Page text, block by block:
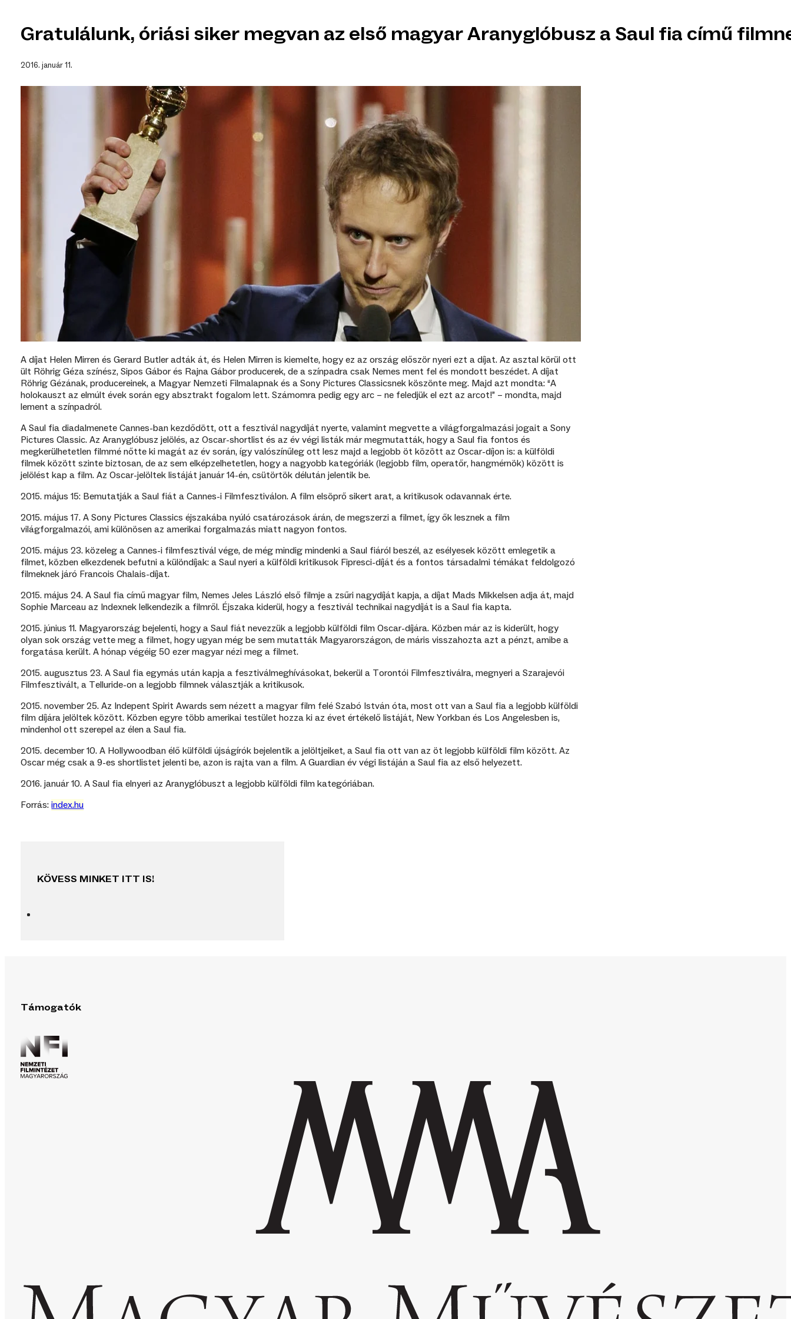
Gratulálunk, óriási siker megvan az első magyar Aranyglóbusz a Saul fia című
2016. január 11.
A díjat Helen Mirren és Gerard Butler adták át, és Helen Mirren is kiemelte, hogy ez az ország először nyeri ezt a díjat. Az asztal körül ott
ült Röhrig Géza színész, Sipos Gábor és Rajna Gábor producerek, de a színpadra csak Nemes ment fel és mondott beszédet. A díjat
Röhrig Gézának, producereinek, a Magyar Nemzeti Filmalapnak és a Sony Pictures Classicsnek köszönte meg. Majd azt mondta: “A
holokauszt az elmúlt évek során egy absztrakt fogalom lett. Számomra pedig egy arc – ne feledjük el ezt az arcot!” – mondta, majd
lement a színpadról.
A Saul fia diadalmenete Cannes-ban kezdődött, ott a fesztivál nagydíját nyerte, valamint megvette a világforgalmazási jogait a Sony
Pictures Classic. Az Aranyglóbusz jelölés, az Oscar-shortlist és az év végi listák már megmutatták, hogy a Saul fia fontos és
megkerülhetetlen filmmé nőtte ki magát az év során, így valószínűleg ott lesz majd a legjobb öt között az Oscar-díjon is: a külföldi
filmek között szinte biztosan, de az sem elképzelhetetlen, hogy a nagyobb kategóriák (legjobb film, operatőr, hangmérnök) között is
jelölést kap a film. Az Oscar-jelöltek listáját január 14-én, csütörtök délután jelentik be.
2015. május 15: Bemutatják a Saul fiát a Cannes-i Filmfesztiválon. A film elsöprő sikert arat, a kritikusok odavannak érte.
2015. május 17. A Sony Pictures Classics éjszakába nyúló csatározások árán, de megszerzi a filmet, így ők lesznek a film
világforgalmazói, ami különösen az amerikai forgalmazás miatt nagyon fontos.
2015. május 23. közeleg a Cannes-i filmfesztivál vége, de még mindig mindenki a Saul fiáról beszél, az esélyesek között emlegetik a
filmet, közben elkezdenek befutni a különdíjak: a Saul nyeri a külföldi kritikusok Fipresci-díját és a fontos társadalmi témákat feldolgozó
filmeknek járó Francois Chalais-díjat.
2015. május 24. A Saul fia című magyar film, Nemes Jeles László első filmje a zsűri nagydíját kapja, a díjat Mads Mikkelsen adja át, majd
Sophie Marceau az Indexnek lelkendezik a filmről. Éjszaka kiderül, hogy a fesztivál technikai nagydíját is a Saul fia kapta.
2015. június 11. Magyarország bejelenti, hogy a Saul fiát nevezzük a legjobb külföldi film Oscar-díjára. Közben már az is kiderült, hogy
olyan sok ország vette meg a filmet, hogy ugyan még be sem mutatták Magyarországon, de máris visszahozta azt a pénzt, amibe a
forgatása került. A hónap végéig 50 ezer magyar nézi meg a filmet.
2015. augusztus 23. A Saul fia egymás után kapja a fesztiválmeghívásokat, bekerül a Torontói Filmfesztiválra, megnyeri a Szarajevói
Filmfesztivált, a Telluride-on a legjobb filmnek választják a kritikusok.
2015. november 25. Az Indepent Spirit Awards sem nézett a magyar film felé Szabó István óta, most ott van a Saul fia a legjobb külföldi
film díjára jelöltek között. Közben egyre több amerikai testület hozza ki az évet értékelő listáját, New Yorkban és Los Angelesben is,
mindenhol ott szerepel az élen a Saul fia.
2015. december 10. A Hollywoodban élő külföldi újságírók bejelentik a jelöltjeiket, a Saul fia ott van az öt legjobb külföldi film között. Az
Oscar még csak a 9-es shortlistet jelenti be, azon is rajta van a film. A Guardian év végi listáján a Saul fia az első helyezett.
2016. január 10. A Saul fia elnyeri az Aranyglóbuszt a legjobb külföldi film kategóriában.
Forrás:index.hu
KÖVESS MINKET ITT IS!
Támogatók